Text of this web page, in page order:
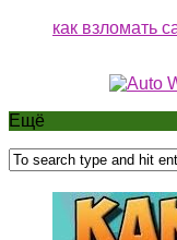
как взломать
Ещё